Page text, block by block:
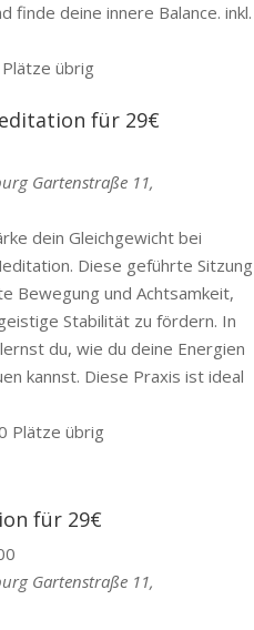
finde deine innere Balance. inkl.
übrig
für 29€
Gartenstraße 11,
dein Gleichgewicht bei
Diese geführte Sitzung
Bewegung und Achtsamkeit,
Stabilität zu fördern. In
du, wie du deine Energien
kannst. Diese Praxis ist ideal
Plätze übrig
für 29€
Gartenstraße 11,